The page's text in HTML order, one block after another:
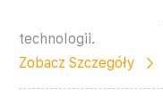
technologii.
Zobacz Szczegóły